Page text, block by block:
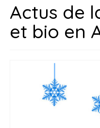
Le Bar
Nos bières
Nos valeurs
Contacts
Actus de
et bio en